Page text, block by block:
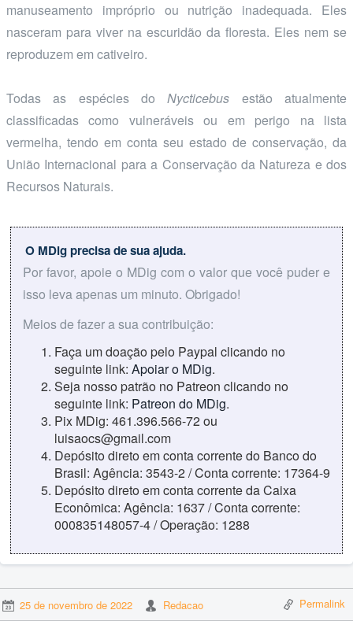
manuseamento impróprio ou nutrição inadequada. Eles
nasceram para viver na escuridão da floresta. Eles nem se
reproduzem em cativeiro.
Todas as espécies doNycticebus estão atualmente
classificadas como vulneráveis ou em perigo na lista
vermelha, tendo em conta seu estado de conservação, da
União Internacional para a Conservação da Natureza e dos
Recursos Naturais.
O MDig precisa de sua ajuda.
Por favor, apoie o MDig com o valor que você puder e
isso leva apenas um minuto. Obrigado!
Meios de fazer a sua contribuição:
Faça um doação pelo Paypal clicando no
seguinte link: Apoiar o MDig.
Seja nosso patrão no Patreon clicando no
seguinte link: Patreon do MDig.
Pix MDig: 461.396.566-72 ou
luisaocs@gmail.com
Depósito direto em conta corrente do Banco do
Brasil: Agência: 3543-2 / Conta corrente: 17364-9
Depósito direto em conta corrente da Caixa
Econômica: Agência: 1637 / Conta corrente:
000835148057-4 / Operação: 1288
25 de novembro de 2022 Redacao Permalink